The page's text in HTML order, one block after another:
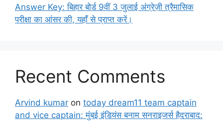
Answer Key: बिहार बोर्ड 9वीं 3 जुलाई अंग्रेज़ी त्रैमासिक
परीक्षा का आंसर की, यहाँ से प्राप्त करें।
Recent Comments
Arvind kumar on today dream11 team captain
and vice captain: मुंबई इंडियंस बनाम सनराइजर्स हैदराबाद: